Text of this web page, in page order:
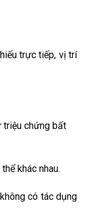
trực tiếp, vị trí
triệu chứng bất
khác nhau.
có tác dụng